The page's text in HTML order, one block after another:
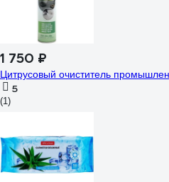
1 750 ₽
Цитрусовый очиститель
5
(1)